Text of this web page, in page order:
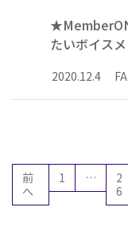
たいボイス
2020.12.4
前
へ
1 …
2
6